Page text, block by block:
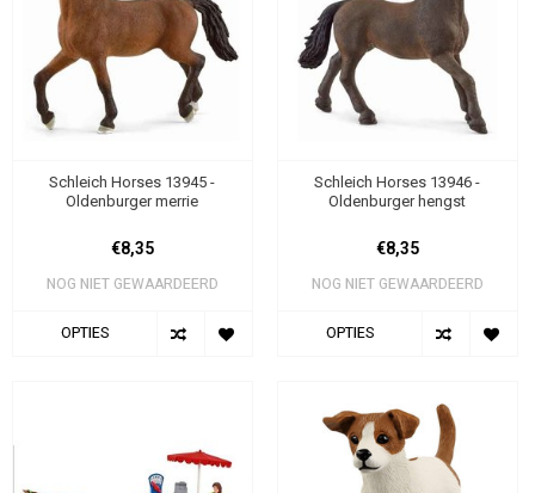
Schleich Horses 13945 -
Oldenburger merrie
€8,35
NOG NIET GEWAARDEERD
OPTIES
Schleich Horses 13946 -
Oldenburger hengst
€8,35
NOG NIET GEWAARDEERD
OPTIES